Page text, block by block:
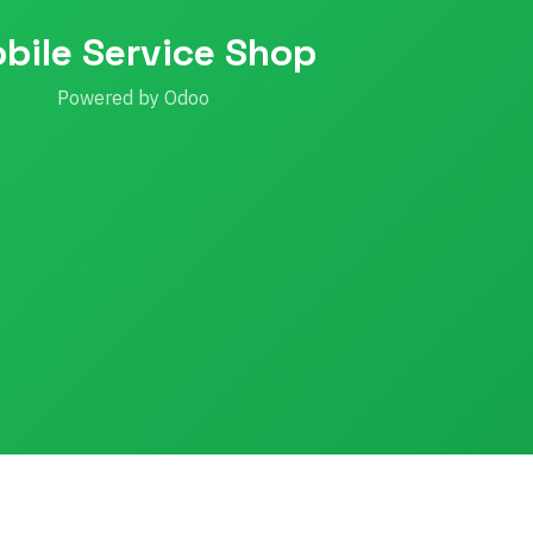
Service Shop
Powered by Odoo